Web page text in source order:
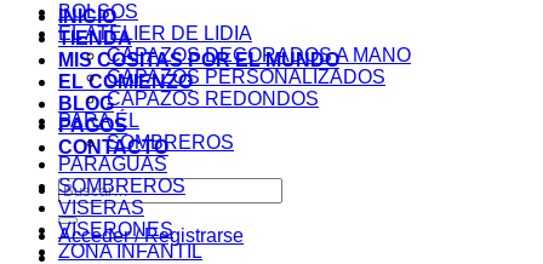
INICIO
TIENDA
MIS COSITAS POR EL MUNDO
EL COMIENZO
BLOG
PAGOS
CONTACTO
Buscar
por:
Acceder / Registrarse
BOLSOS
EL ATELIER DE LIDIA
CAPAZOS DECORADOS A MANO
CAPAZOS PERSONALIZADOS
CAPAZOS REDONDOS
PARA ÉL
SOMBREROS
PARAGUAS
SOMBREROS
VISERAS
VISERONES
ZONA INFANTIL